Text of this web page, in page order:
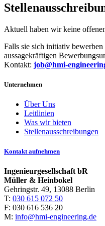
Aktuell haben wir keine
Falls sie sich initiativ
aussagekräftigen
Kontakt: job@hmi-
Unternehmen
Über Uns
Leitlinien
Was wir bieten
Stellenausschreibungen
Kontakt aufnehmen
Ingenieurgesellschaft bR
Müller & Heinbokel
Gehringstr. 49, 13088 Berlin
T: 030 615 072 50
F: 030 616 536 20
M: info@hmi-engineering.de